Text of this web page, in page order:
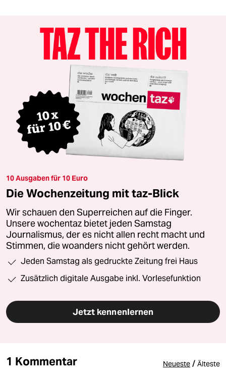
10 Ausgaben für 10 Euro
Die Wochenzeitung mit taz-Blick
Wir schauen den Superreichen auf die Finger.
Unsere wochentaz bietet jeden Samstag
Journalismus, der es nicht allen recht macht und
Stimmen, die woanders nicht gehört werden.
Jeden Samstag als gedruckte Zeitung frei Haus
Zusätzlich digitale Ausgabe inkl. Vorlesefunktion
Jetzt kennenlernen
1 Kommentar Neueste / Älteste